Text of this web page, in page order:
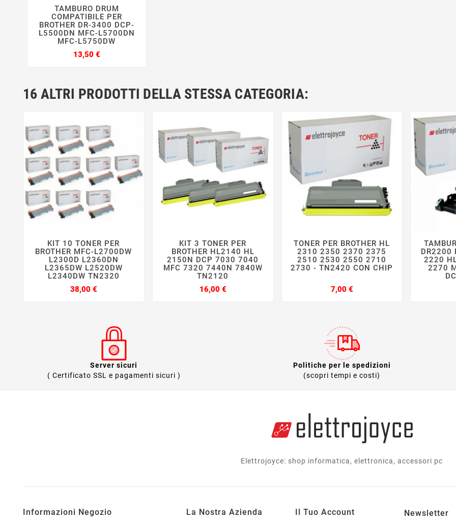
   
TAMBURO DRUM
COMPATIBILE PER
BROTHER DR-3400 DCP-
L5500DN MFC-L5700DN
MFC-L5750DW
13,50 €Prezzo
16 ALTRI PRODOTTI DELLA STESSA CATEGORIA:
   
KIT 10 TONER PER
BROTHER MFC-L2700DW
L2300D L2360DN
L2365DW L2520DW
L2340DW TN2320
38,00 €Prezzo
   
KIT 3 TONER PER
BROTHER HL2140 HL
2150N DCP 7030 7040
MFC 7320 7440N 7840W
TN2120
16,00 €Prezzo
   
TONER PER BROTHER HL
2310 2350 2370 2375
2510 2530 2550 2710
2730 - TN2420 CON CHIP
7,00 €Prezzo

DR2200
2220
2270
Server sicuri
( Certificato SSL e pagamenti sicuri )
Politiche per le spedizioni
(scopri tempi e costi)
Elettrojoyce: shop informatica, elettronica, accessori pc
Informazioni Negozio La Nostra Azienda Il Tuo Account Newsletter